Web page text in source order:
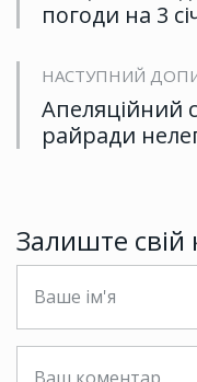
погоди на 3
НАСТУПНИЙ
Апеляційний
райради
Залиште свій